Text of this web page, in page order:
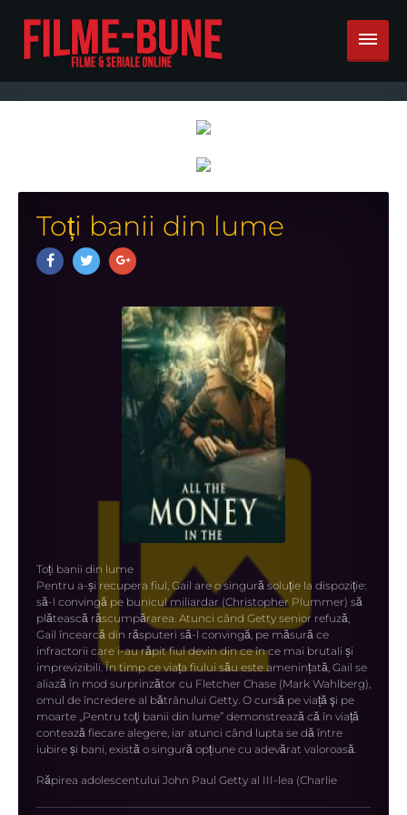
Toți banii din lume
Toți banii din lume
Pentru a-și recupera fiul, Gail are o singură soluție la dispoziție:
să-l convingă pe bunicul miliardar (Christopher Plummer) să
plătească răscumpărarea. Atunci când Getty senior refuză,
Gail încearcă din răsputeri să-l convingă, pe măsură ce
infractorii care i-au răpit fiul devin din ce în ce mai brutali și
imprevizibili. În timp ce viața fiului său este amenințată, Gail se
aliază în mod surprinzător cu Fletcher Chase (Mark Wahlberg),
omul de încredere al bătrânului Getty. O cursă pe viață şi pe
moarte „Pentru toţi banii din lume” demonstrează că în viață
contează fiecare alegere, iar atunci când lupta se dă între
iubire și bani, există o singură opțiune cu adevărat valoroasă.
Răpirea adolescentului John Paul Getty al III-lea (Charlie